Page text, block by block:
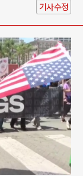
기사수정